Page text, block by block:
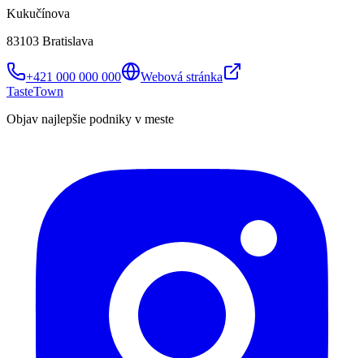
Kukučínova
83103 Bratislava
+421 000 000 000
Webová stránka
TasteTown
Objav najlepšie podniky v meste